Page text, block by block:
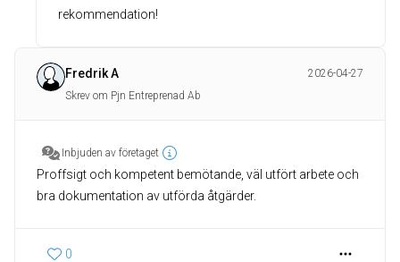
rekommendation!
Fredrik A
2026-04-27
Skrev om Pjn Entreprenad Ab
Inbjuden av företaget
Proffsigt och kompetent bemötande, väl utfört arbete och
bra dokumentation av utförda åtgärder.
0